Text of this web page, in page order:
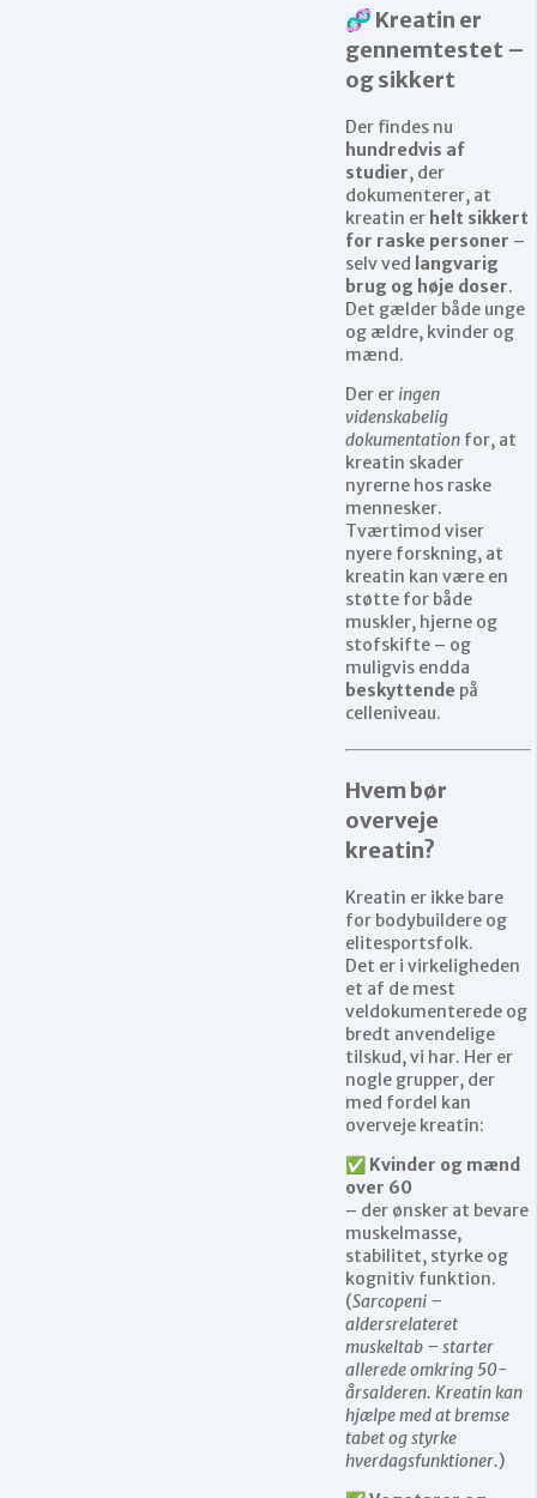
🧬 Kreatin er
gennemtestet –
og sikkert
Der findes nu
hundredvis af
studier, der
dokumenterer, at
kreatin er helt sikkert
for raske personer –
selv ved langvarig
brug og høje doser.
Det gælder både unge
og ældre, kvinder og
mænd.
Der er ingen
videnskabelig
dokumentation for, at
kreatin skader
nyrerne hos raske
mennesker.
Tværtimod viser
nyere forskning, at
kreatin kan være en
støtte for både
muskler, hjerne og
stofskifte – og
muligvis endda
beskyttende på
celleniveau.
Hvem bør
overveje
kreatin?
Kreatin er ikke bare
for bodybuildere og
elitesportsfolk.
Det er i virkeligheden
et af de mest
veldokumenterede og
bredt anvendelige
tilskud, vi har. Her er
nogle grupper, der
med fordel kan
overveje kreatin:
✅ Kvinder og mænd
over 60
– der ønsker at bevare
muskelmasse,
stabilitet, styrke og
kognitiv funktion.
(Sarcopeni –
aldersrelateret
muskeltab – starter
allerede omkring 50-
årsalderen. Kreatin kan
hjælpe med at bremse
tabet og styrke
hverdagsfunktioner.)